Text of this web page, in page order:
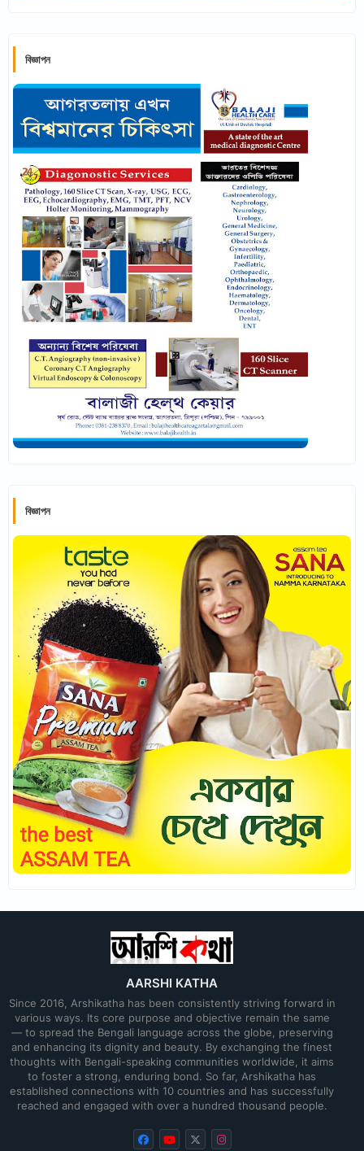
বিজ্ঞাপন
বিজ্ঞাপন
AARSHI KATHA
Since 2016, Arshikatha has been consistently striving forward in
various ways. Its core purpose and objective remain the same
— to spread the Bengali language across the globe, preserving
and enhancing its dignity and beauty. By exchanging the finest
thoughts with Bengali-speaking communities worldwide, it aims
to foster a strong, enduring bond. So far, Arshikatha has
established connections with 10 countries and has successfully
reached and engaged with over a hundred thousand people.